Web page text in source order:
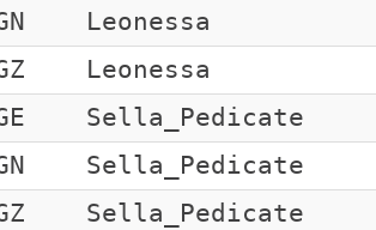
Leonessa
Leonessa
Sella_Pedicate
Sella_Pedicate
Sella_Pedicate